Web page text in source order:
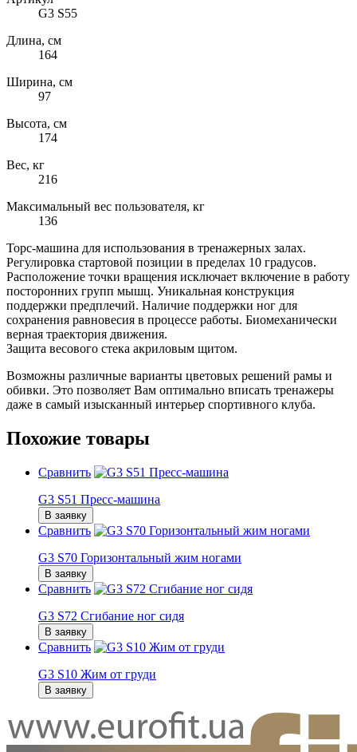
G3 S55
Длина, см
164
Ширина, см
97
Высота, см
174
Вес, кг
216
Максимальный вес пользователя, кг
136
Торс-машина для использования в тренажерных залах.
Регулировка стартовой позиции в пределах 10 градусов.
Расположение точки вращения исключает включение в работу
посторонних групп мышц. Уникальная конструкция
поддержки предплечий. Наличие поддержки ног для
сохранения равновесия в процессе работы. Биомеханически
верная траектория движения.
Защита весового стека акриловым щитом.
Возможны различные варианты цветовых решений рамы и
обивки. Это позволяет Вам оптимально вписать тренажеры
даже в самый изысканный интерьер спортивного клуба.
Похожие товары
Сравнить
G3 S51 Пресс-машина
В заявку
Сравнить
G3 S70 Горизонтальный жим ногами
В заявку
Сравнить
G3 S72 Сгибание ног сидя
В заявку
Сравнить
G3 S10 Жим от груди
В заявку